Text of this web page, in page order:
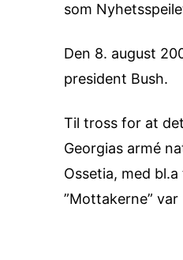
som
Den 8. august
president Bush.
Til tross for at
Georgias armé
Ossetia, med
”Mottakerne”